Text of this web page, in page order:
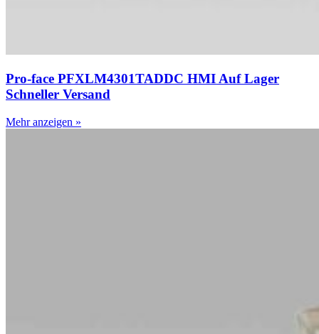
Pro-face PFXLM4301TADDC HMI Auf Lager
Schneller Versand
Mehr anzeigen »